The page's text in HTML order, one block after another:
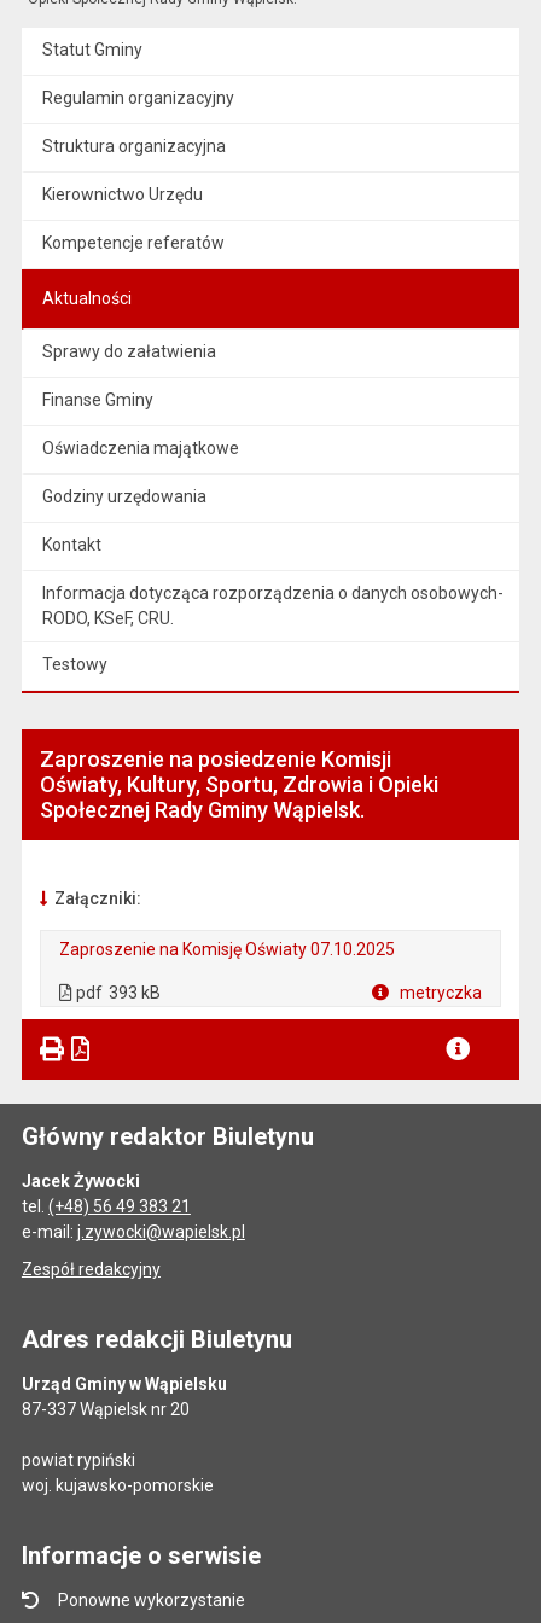
Statut Gminy
Regulamin organizacyjny
Struktura organizacyjna
Kierownictwo Urzędu
Kompetencje referatów
Aktualności
Sprawy do załatwienia
Finanse Gminy
Oświadczenia majątkowe
Godziny urzędowania
Kontakt
Informacja dotycząca rozporządzenia o danych osobowych-
RODO, KSeF, CRU.
Testowy
Zaproszenie na posiedzenie Komisji
Oświaty, Kultury, Sportu, Zdrowia i Opieki
Społecznej Rady Gminy Wąpielsk.
Załączniki:
Zaproszenie na Komisję Oświaty 07.10.2025
pdf 393 kB metryczka
Główny redaktor Biuletynu
Jacek Żywocki
tel. (+48) 56 49 383 21
e-mail: j.zywocki@wapielsk.pl
Zespół redakcyjny
Adres redakcji Biuletynu
Urząd Gminy w Wąpielsku
87-337 Wąpielsk nr 20
powiat rypiński
woj. kujawsko-pomorskie
Informacje o serwisie
Ponowne wykorzystanie